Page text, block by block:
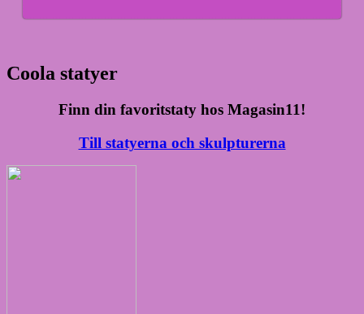
Coola statyer
Finn din favoritstaty hos Magasin11!
Till statyerna och skulpturerna